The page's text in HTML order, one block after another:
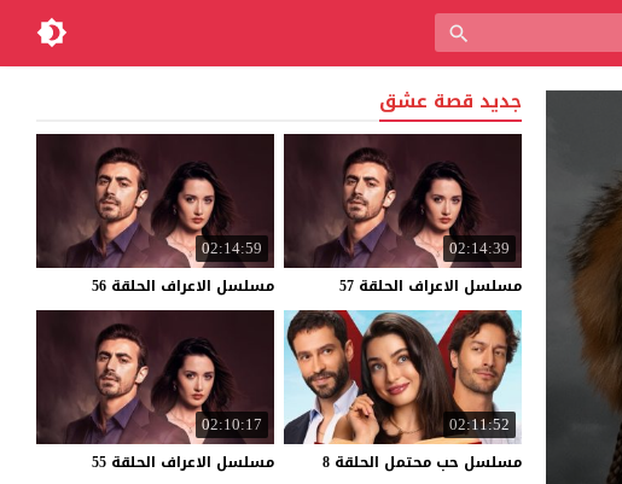
جديد قصة عشق
02:14:39
مسلسل الاعراف الحلقة 57
02:14:59
مسلسل الاعراف الحلقة 56
02:11:52
مسلسل حب محتمل الحلقة 8
02:10:17
مسلسل الاعراف الحلقة 55